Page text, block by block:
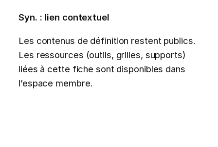
Syn. : lien contextuel
Les contenus de définition restent publics.
Les ressources (outils, grilles, supports)
liées à cette fiche sont disponibles dans
l’espace membre.